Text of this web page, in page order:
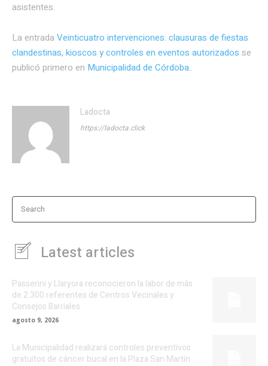
asistentes.
La entrada Veinticuatro intervenciones: clausuras de fiestas
clandestinas, kioscos y controles en eventos autorizados se
publicó primero en Municipalidad de Córdoba..
Ladocta
https://ladocta.click
Search
Latest articles
Passerini y Llaryora reconocieron la labor de más
de 2.300 referentes de Centros Vecinales y
Consejos Barriales
agosto 9, 2026
La Municipalidad realizará controles preventivos
gratuitos de cáncer bucal en la Plaza San Martín